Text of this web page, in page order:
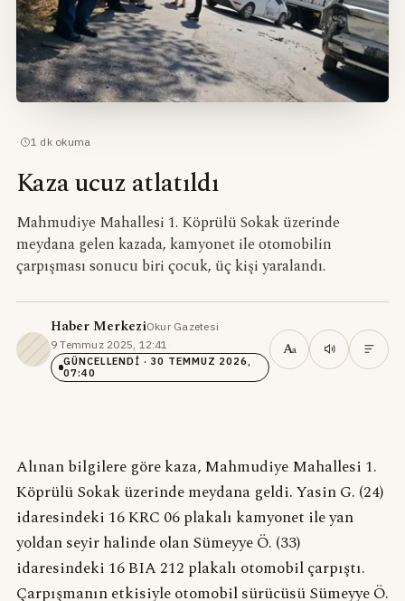
· 1 dk okuma
Kaza ucuz atlatıldı
Mahmudiye Mahallesi 1. Köprülü Sokak üzerinde
meydana gelen kazada, kamyonet ile otomobilin
çarpışması sonucu biri çocuk, üç kişi yaralandı.
Haber MerkeziOkur Gazetesi·
9 Temmuz 2025, 12:41 ·
GÜNCELLENDI · 30 TEMMUZ 2026,
07:40
Aa
Alınan bilgilere göre kaza, Mahmudiye Mahallesi 1.
Köprülü Sokak üzerinde meydana geldi. Yasin G. (24)
idaresindeki 16 KRC 06 plakalı kamyonet ile yan
yoldan seyir halinde olan Sümeyye Ö. (33)
idaresindeki 16 BIA 212 plakalı otomobil çarpıştı.
Çarpışmanın etkisiyle otomobil sürücüsü Sümeyye Ö.